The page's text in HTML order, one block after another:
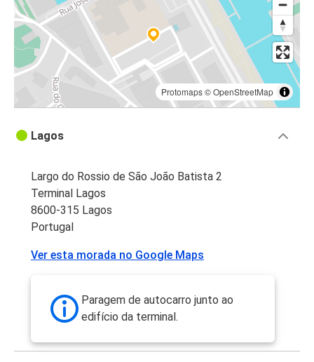
Protomaps©OpenStreetMap
Lagos
Largo do Rossio de São João Batista 2
Terminal Lagos
8600-315 Lagos
Portugal
Ver esta morada no Google Maps
Paragem de autocarro junto ao
edifício da terminal.